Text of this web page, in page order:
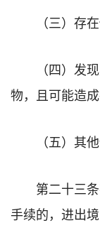
（三）存
（四）发
物，且可能造成
（五）其
第二十三
手续的，进出